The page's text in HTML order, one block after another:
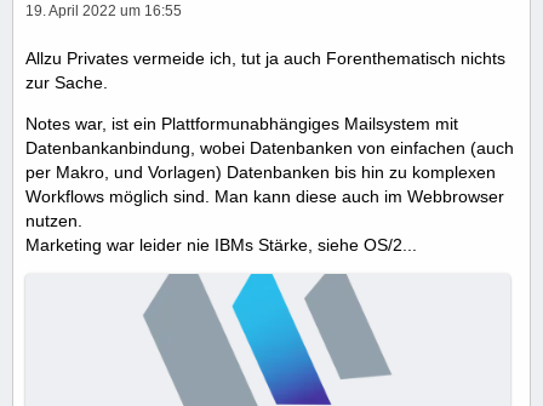
19. April 2022 um 16:55
Allzu Privates vermeide ich, tut ja auch Forenthematisch nichts
zur Sache.
Notes war, ist ein Plattformunabhängiges Mailsystem mit
Datenbankanbindung, wobei Datenbanken von einfachen (auch
per Makro, und Vorlagen) Datenbanken bis hin zu komplexen
Workflows möglich sind. Man kann diese auch im Webbrowser
nutzen.
Marketing war leider nie IBMs Stärke, siehe OS/2...